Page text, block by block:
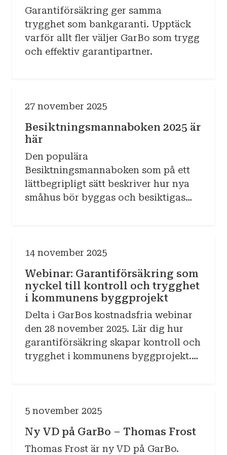
Garantiförsäkring ger samma
trygghet som bankgaranti. Upptäck
varför allt fler väljer GarBo som trygg
och effektiv garantipartner.
27 november 2025
Besiktningsmannaboken 2025 är
här
Den populära
Besiktningsmannaboken som på ett
lättbegripligt sätt beskriver hur nya
småhus bör byggas och besiktigas
14 november 2025
Webinar: Garantiförsäkring som
nyckel till kontroll och trygghet
i kommunens byggprojekt
Delta i GarBos kostnadsfria webinar
den 28 november 2025. Lär dig hur
garantiförsäkring skapar kontroll och
trygghet i kommunens byggprojekt.
5 november 2025
Ny VD på GarBo – Thomas Frost
Thomas Frost är ny VD på GarBo.